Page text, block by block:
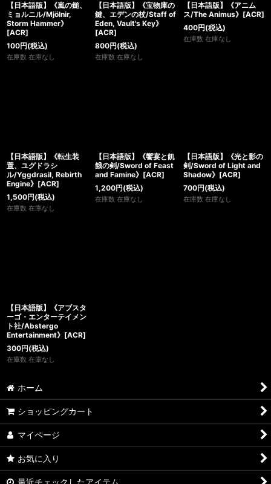
【日本語版】《嵐の鎚、
ミョルニル/Mjölnir,
Storm Hammer》
[ACR]
100円(税込)
在庫数 在庫なし
【日本語版】《宝物庫の
鍵、エデンの杖/Staff of
Eden, Vault's Key》
[ACR]
800円(税込)
在庫数 在庫なし
【日本語版】《アニム
ス/The Animus》[ACR]
400円(税込)
在庫数 在庫なし
【日本語版】《転生装
置、ユグドラシ
ル/Yggdrasil, Rebirth
Engine》[ACR]
1,500円(税込)
在庫数 在庫なし
【日本語版】《饗宴と飢
餓の剣/Sword of Feast
and Famine》[ACR]
1,200円(税込)
在庫数 在庫なし
【日本語版】《光と影の
剣/Sword of Light and
Shadow》[ACR]
700円(税込)
在庫数 在庫なし
【日本語版】《アブスタ
ーゴ・エンターテイメン
ト社/Abstergo
Entertainment》[ACR]
300円(税込)
在庫数 在庫なし
ホーム
ショッピングカート
マイページ
お気に入り
最近チェックしたアイテム